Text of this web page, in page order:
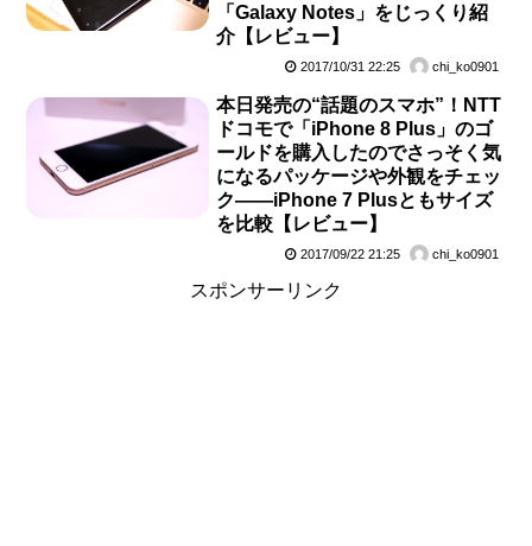
「Galaxy Notes」をじっくり紹
介【レビュー】
2017/10/31 22:25 chi_ko0901
本日発売の“話題のスマホ”！NTT
ドコモで「iPhone 8 Plus」のゴ
ールドを購入したのでさっそく気
になるパッケージや外観をチェッ
ク――iPhone 7 Plusともサイズ
を比較【レビュー】
2017/09/22 21:25 chi_ko0901
スポンサーリンク